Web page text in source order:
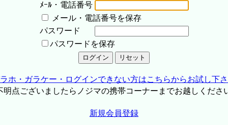
ﾒｰﾙ・電話番号
メール・電話番号を保存
パスワード
パスワードを保存
ホ・ガラケー・ログインできない方はこちらからお試し下
点ございましたらノジマの携帯コーナーまでお越しくださ
新規会員登録